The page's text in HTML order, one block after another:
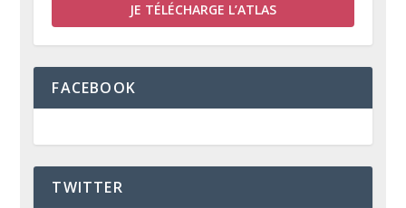
JE TÉLÉCHARGE L’ATLAS
FACEBOOK
TWITTER